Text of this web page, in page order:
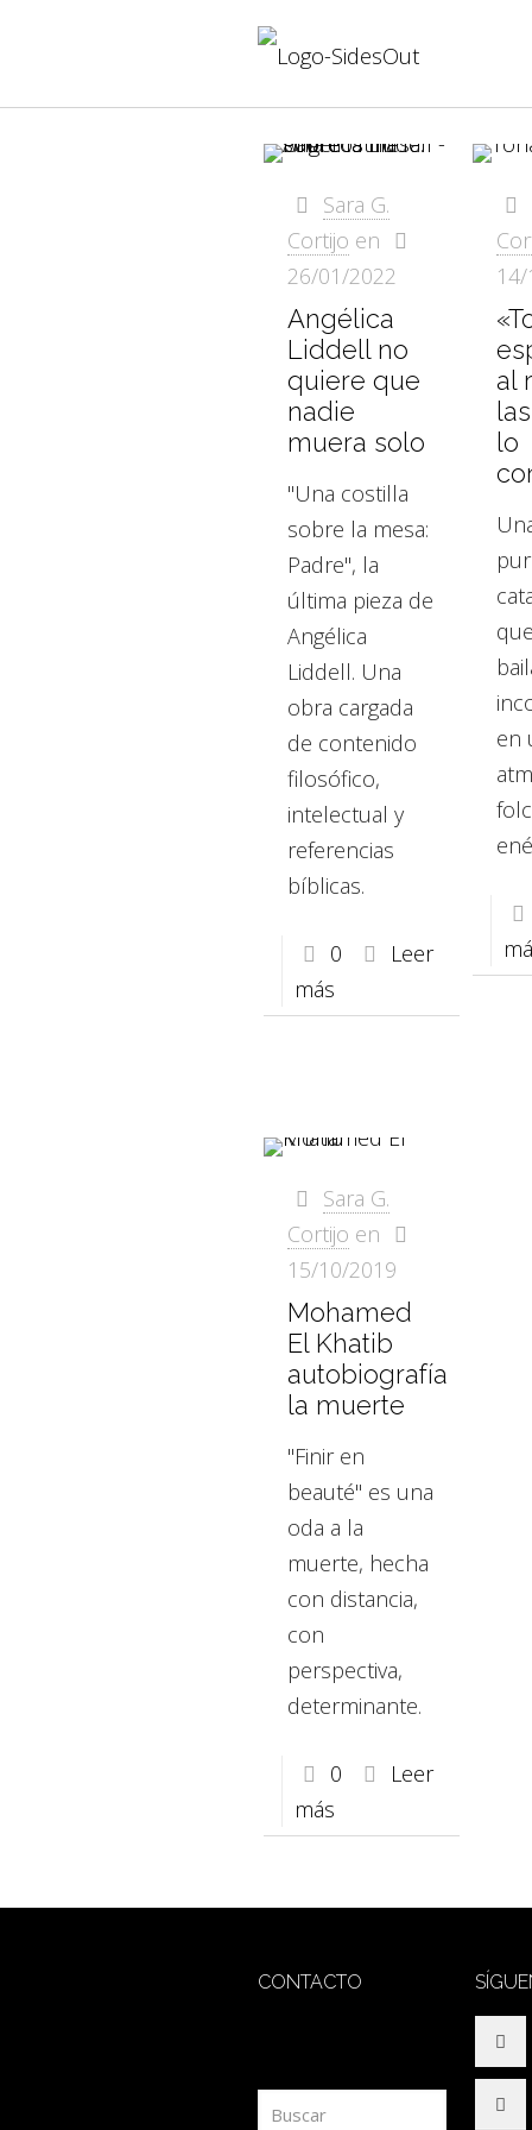
Sara G.
Cortijo en
26/01/2022
Angélica
Liddell no
quiere que
nadie
muera solo
"Una costilla
sobre la mesa:
Padre", la
última pieza de
Angélica
Liddell. Una
obra cargada
de contenido
filosófico,
intelectual y
referencias
bíblicas.
0
Leer
más
al
lo
en
Sara G.
Cortijo en
15/10/2019
Mohamed
El Khatib
autobiografía
la muerte
"Finir en
beauté" es una
oda a la
muerte, hecha
con distancia,
con
perspectiva,
determinante.
0
Leer
más
CONTACTO